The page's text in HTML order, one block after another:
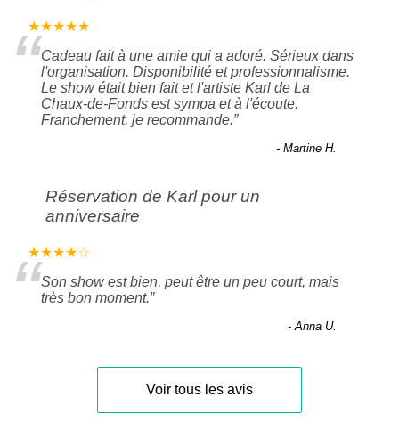
★★★★★
“Cadeau fait à une amie qui a adoré. Sérieux dans
l'organisation. Disponibilité et professionnalisme.
Le show était bien fait et l'artiste Karl de La
Chaux-de-Fonds est sympa et à l'écoute.
Franchement, je recommande.”
- Martine H.
Réservation de Karl pour un
anniversaire
★★★★☆
“Son show est bien, peut être un peu court, mais
très bon moment.”
- Anna U.
Voir tous les avis